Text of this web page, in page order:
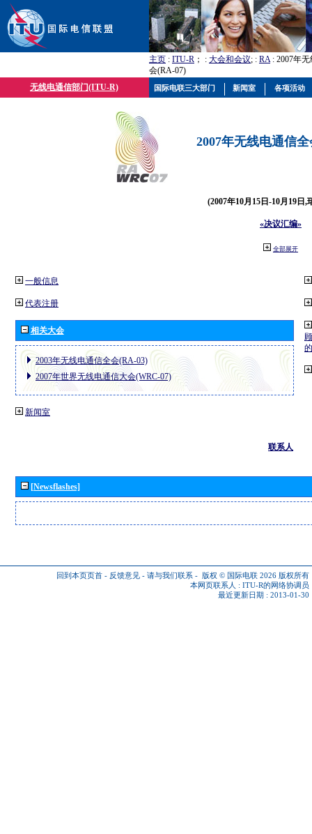
主页 : ITU-R ； : 大会和会议; : RA: 2007年
会(RA-07)
无线电通信部门(ITU-R)
2007年无线电通信
(2007年10月15日-10月19日,
«决议汇编»
全部展开
一般信息
代表注册
相关大会
2003年无线电通信全会(RA-03)
2007年世界无线电通信大会(WRC-07)
新闻室
联系人
[Newsflashes]
回到本页页首 - 反馈意见 - 请与我们联系 - 版权 © 国际电联 2026 版权所有
本网页联系人 : ITU-R的网络协调员
最近更新日期 : 2013-01-30
国际电联三大部门 新闻室 各项活动